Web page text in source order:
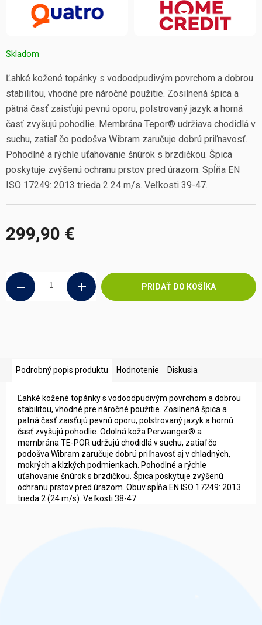
299,90 €
Skladom
PRIDAŤ DO KOŠÍKA
Ľahké kožené topánky s vodoodpudivým povrchom a dobrou
stabilitou, vhodné pre náročné použitie. Zosilnená špica a
pätná časť zaisťujú pevnú oporu, polstrovaný jazyk a horná
časť zvyšujú pohodlie. Membrána Tepor® udržiava chodidlá v
suchu, zatiaľ čo podošva Wibram zaručuje dobrú priľnavosť.
Pohodlné a rýchle uťahovanie šnúrok s brzdičkou. Špica
poskytuje zvýšenú ochranu prstov pred úrazom. Spĺňa EN
ISO 17249: 2013 trieda 2 24 m/s. Veľkosti 39-47.
Podrobný popis produktu Hodnotenie Diskusia
Ľahké kožené topánky s vodoodpudivým povrchom a dobrou
stabilitou, vhodné pre náročné použitie. Zosilnená špica a
pätná časť zaisťujú pevnú oporu, polstrovaný jazyk a hornú
časť zvyšujú pohodlie. Odolná koža Perwanger® a
membrána TE-POR udržujú chodidlá v suchu, zatiaľ čo
podošva Wibram zaručuje dobrú priľnavosť aj v chladných,
mokrých a klzkých podmienkach. Pohodlné a rýchle
uťahovanie šnúrok s brzdičkou. Špica poskytuje zvýšenú
ochranu prstov pred úrazom. Obuv spĺňa EN ISO 17249: 2013
trieda 2 (24 m/s). Veľkosti 38-47.